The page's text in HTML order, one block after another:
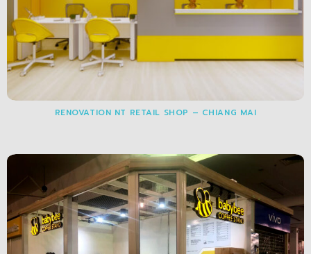
RENOVATION NT RETAIL SHOP – CHIANG MAI